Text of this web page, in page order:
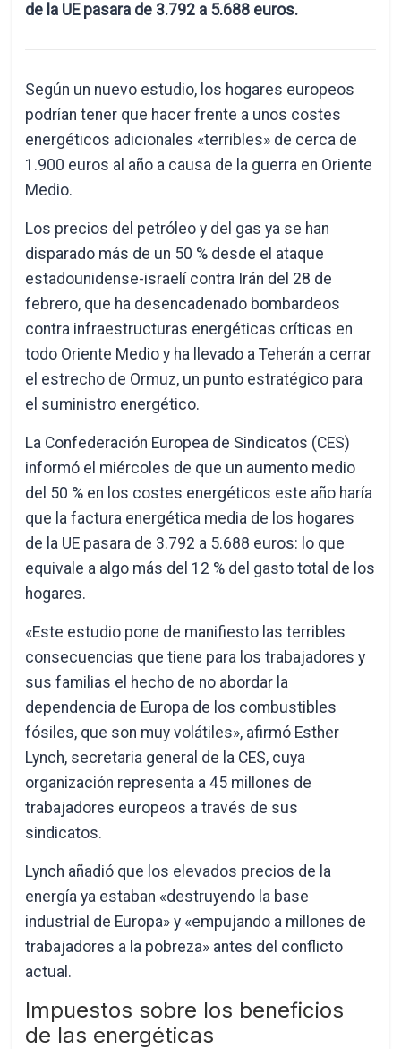
de la UE pasara de 3.792 a 5.688 euros.
Según un nuevo estudio, los hogares europeos
podrían tener que hacer frente a unos costes
energéticos adicionales «terribles» de cerca de
1.900 euros al año a causa de la guerra en Oriente
Medio.
Los precios del petróleo y del gas ya se han
disparado más de un 50 % desde el ataque
estadounidense-israelí contra Irán del 28 de
febrero, que ha desencadenado bombardeos
contra infraestructuras energéticas críticas en
todo Oriente Medio y ha llevado a Teherán a cerrar
el estrecho de Ormuz, un punto estratégico para
el suministro energético.
La Confederación Europea de Sindicatos (CES)
informó el miércoles de que un aumento medio
del 50 % en los costes energéticos este año haría
que la factura energética media de los hogares
de la UE pasara de 3.792 a 5.688 euros: lo que
equivale a algo más del 12 % del gasto total de los
hogares.
«Este estudio pone de manifiesto las terribles
consecuencias que tiene para los trabajadores y
sus familias el hecho de no abordar la
dependencia de Europa de los combustibles
fósiles, que son muy volátiles», afirmó Esther
Lynch, secretaria general de la CES, cuya
organización representa a 45 millones de
trabajadores europeos a través de sus
sindicatos.
Lynch añadió que los elevados precios de la
energía ya estaban «destruyendo la base
industrial de Europa» y «empujando a millones de
trabajadores a la pobreza» antes del conflicto
actual.
Impuestos sobre los beneficios
de las energéticas